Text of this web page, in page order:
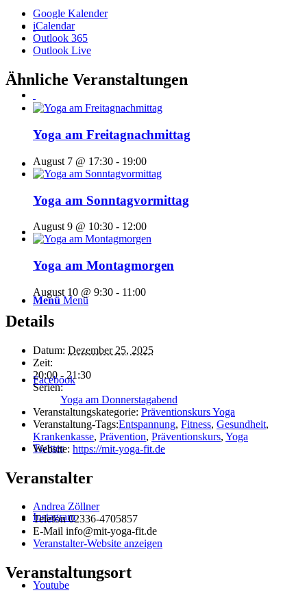
Menü Menü
Facebook
Twitter
Instagram
Youtube
Google Kalender
iCalendar
Outlook 365
Outlook Live
Ähnliche Veranstaltungen
Yoga am Freitagnachmittag
August 7 @ 17:30 - 19:00
Yoga am Sonntagvormittag
August 9 @ 10:30 - 12:00
Yoga am Montagmorgen
August 10 @ 9:30 - 11:00
Details
Datum: Dezember 25, 2025
Zeit:
20:00 - 21:30
Serien:
Yoga am Donnerstagabend
Veranstaltungskategorie: Präventionskurs Yoga
Veranstaltung-Tags:Entspannung, Fitness, Gesundheit,
Krankenkasse, Prävention, Präventionskurs, Yoga
Website: https://mit-yoga-fit.de
Veranstalter
Andrea Zöllner
Telefon02336-4705857
E-Mail info@mit-yoga-fit.de
Veranstalter-Website anzeigen
Veranstaltungsort